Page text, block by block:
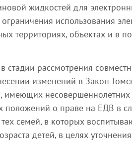
жидкостей для
использования
территориях, объектах и в
стадии рассмотрения
изменений в Закон
несовершеннолетних
положений о праве на ЕДВ в
семей, в которых
детей, в целях